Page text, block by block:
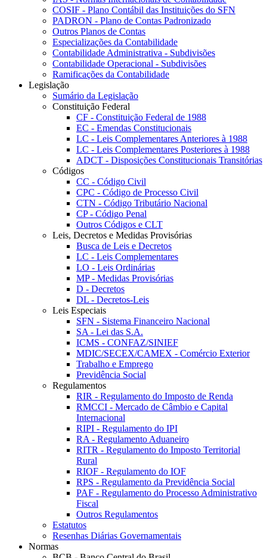
COSIF - Plano Contábil das Instituições do SFN
PADRON - Plano de Contas Padronizado
Outros Planos de Contas
Especializações da Contabilidade
Contabilidade Administrativa - Subdivisões
Contabilidade Operacional - Subdivisões
Ramificações da Contabilidade
Legislação
Sumário da Legislação
Constituição Federal
CF - Constituição Federal de 1988
EC - Emendas Constitucionais
LC - Leis Complementares Anteriores à 1988
LC - Leis Complementares Posteriores à 1988
ADCT - Disposições Constitucionais Transitórias
Códigos
CC - Código Civil
CPC - Código de Processo Civil
CTN - Código Tributário Nacional
CP - Código Penal
Outros Códigos e CLT
Leis, Decretos e Medidas Provisórias
Busca de Leis e Decretos
LC - Leis Complementares
LO - Leis Ordinárias
MP - Medidas Provisórias
D - Decretos
DL - Decretos-Leis
Leis Especiais
SFN - Sistema Financeiro Nacional
SA - Lei das S.A.
ICMS - CONFAZ/SINIEF
MDIC/SECEX/CAMEX - Comércio Exterior
Trabalho e Emprego
Previdência Social
Regulamentos
RIR - Regulamento do Imposto de Renda
RMCCI - Mercado de Câmbio e Capital
Internacional
RIPI - Regulamento do IPI
RA - Regulamento Aduaneiro
RITR - Regulamento do Imposto Territorial
Rural
RIOF - Regulamento do IOF
RPS - Regulamento da Previdência Social
PAF - Regulamento do Processo Administrativo
Fiscal
Outros Regulamentos
Estatutos
Resenhas Diárias Governamentais
Normas